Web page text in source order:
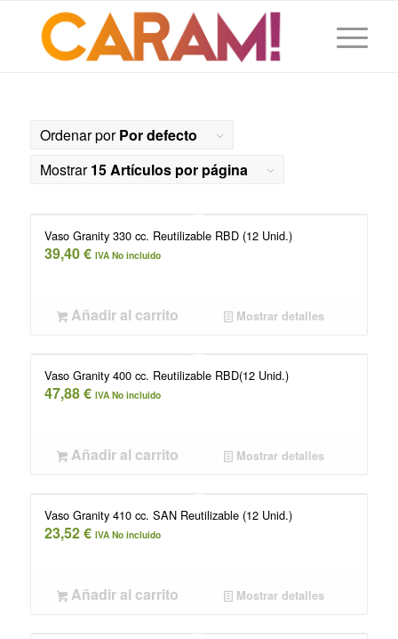
Ordenar porPor defecto
Mostrar15 Artículos por página
Vaso Granity 330 cc. Reutilizable RBD (12 Unid.)
39,40€ IVA No incluido
Añadir al carrito Mostrar detalles
Vaso Granity 400 cc. Reutilizable RBD(12 Unid.)
47,88€ IVA No incluido
Añadir al carrito Mostrar detalles
Vaso Granity 410 cc. SAN Reutilizable (12 Unid.)
23,52€ IVA No incluido
Añadir al carrito Mostrar detalles